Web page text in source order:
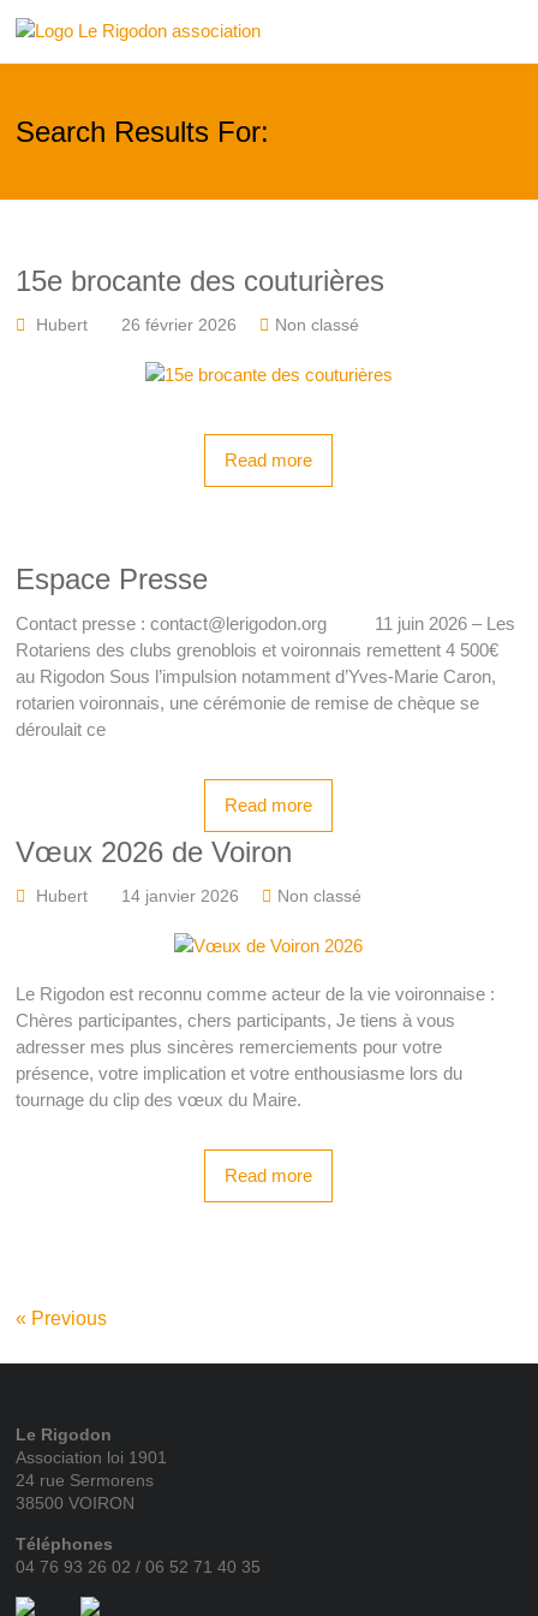
content
Le
Search Results For:
15e brocante des couturières
Hubert 26 février 2026 Non classé
Read more
Espace Presse
Contact presse : contact@lerigodon.org 11 juin 2026 – Les
Rotariens des clubs grenoblois et voironnais remettent 4 500€
au Rigodon Sous l’impulsion notamment d’Yves-Marie Caron,
rotarien voironnais, une cérémonie de remise de chèque se
déroulait ce
Read more
Vœux 2026 de Voiron
Hubert 14 janvier 2026 Non classé
Le Rigodon est reconnu comme acteur de la vie voironnaise :
Chères participantes, chers participants, Je tiens à vous
adresser mes plus sincères remerciements pour votre
présence, votre implication et votre enthousiasme lors du
tournage du clip des vœux du Maire.
Read more
« Previous
Le Rigodon
Association loi 1901
24 rue Sermorens
38500 VOIRON
Téléphones
04 76 93 26 02 / 06 52 71 40 35